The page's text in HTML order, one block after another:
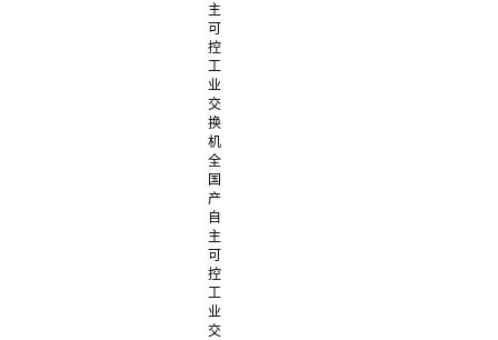
主
可
控
工
业
交
换
机
全
国
产
自
主
可
控
工
业
交